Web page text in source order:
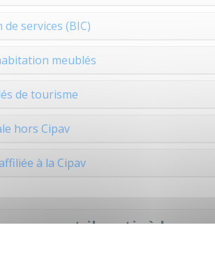
services (BIC)
meublés
de tourisme
hors Cipav
à la Cipav
peut-il partir à la